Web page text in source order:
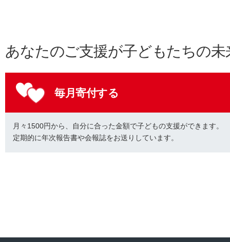
あなたのご支援が子どもたちの
毎月寄付する
月々1500円から、自分に合った金額で子どもの支援ができます。
定期的に年次報告書や会報誌をお送りしています。